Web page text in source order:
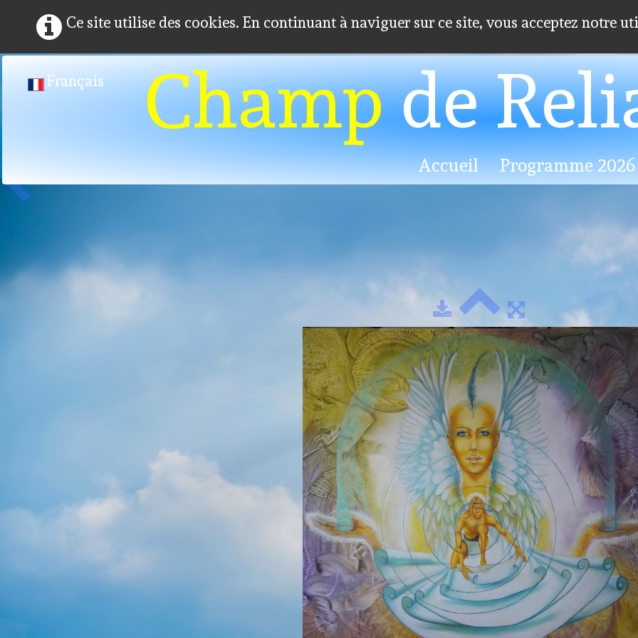
Ce site utilise des cookies. En continuant à naviguer sur ce site, vous acceptez notre
Français Champde
Accueil Programme 2026
Photos